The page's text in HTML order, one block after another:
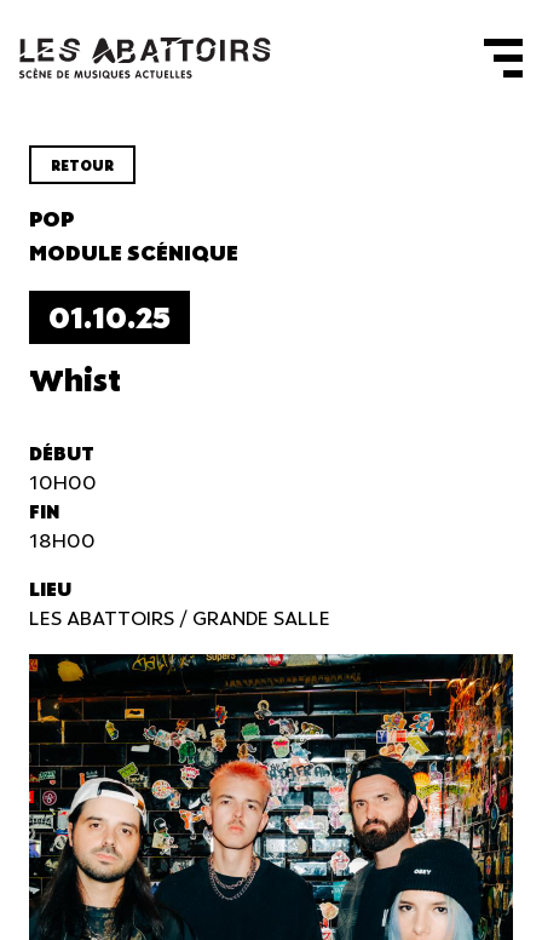
RETOUR
POP
MODULE SCÉNIQUE
01.10.25
Whist
DÉBUT
10H00
FIN
18H00
LIEU
LES ABATTOIRS / GRANDE SALLE